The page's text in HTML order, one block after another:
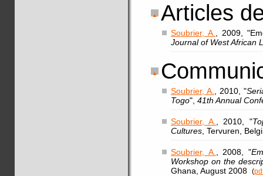
Articles
Soubrier, A.
, 2009,
Journal of West African
Soubrier, A. , 2010, "
Togo", 41th Annual
Soubrier, A. , 2010, "
Cultures , Tervuren,
Soubrier, A. , 2008, "
Workshop on the
Ghana, August 2008
(